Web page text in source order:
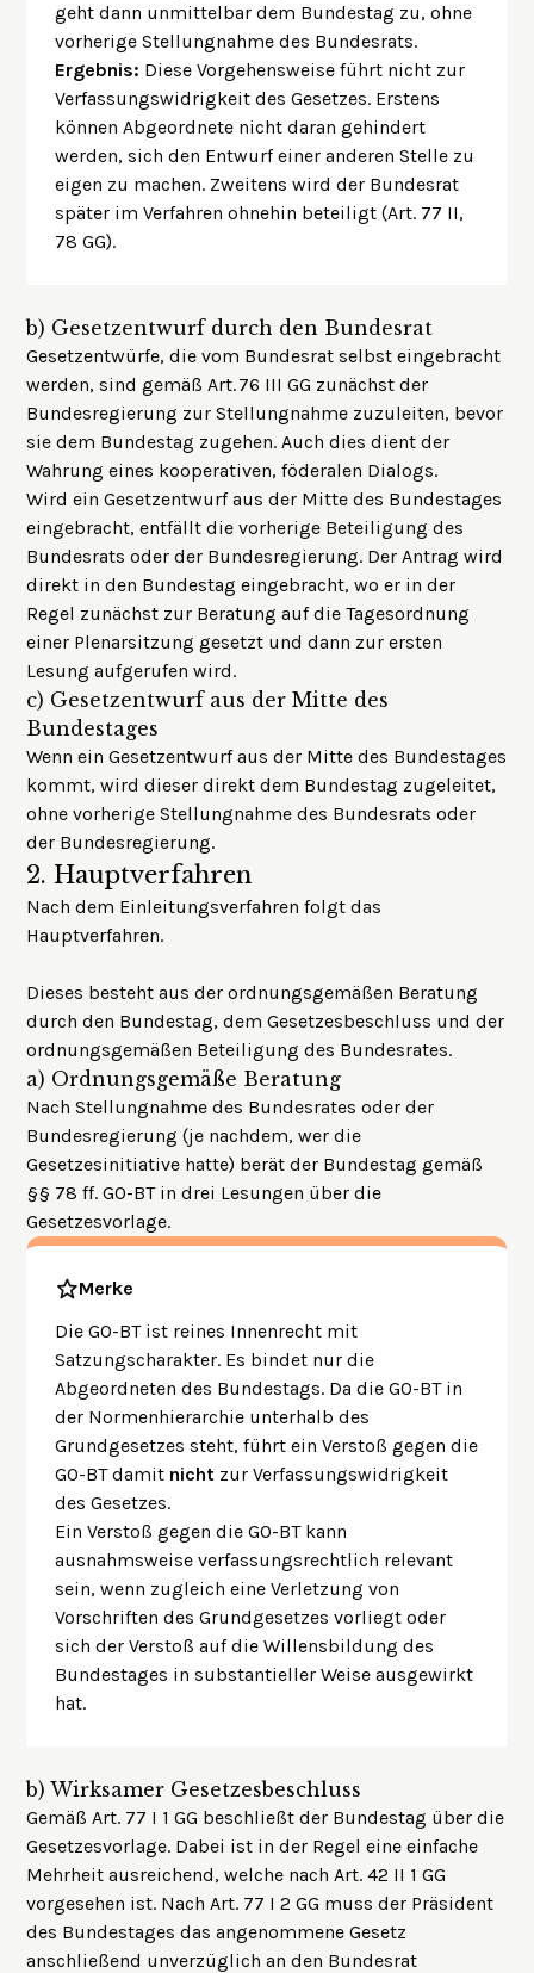
geht dann unmittelbar dem Bundestag zu, ohne
vorherige Stellungnahme des Bundesrats.
Ergebnis: Diese Vorgehensweise führt nicht zur
Verfassungswidrigkeit des Gesetzes. Erstens
können Abgeordnete nicht daran gehindert
werden, sich den Entwurf einer anderen Stelle zu
eigen zu machen. Zweitens wird der Bundesrat
später im Verfahren ohnehin beteiligt (Art. 77 II,
78 GG).
b) Gesetzentwurf durch den Bundesrat
Gesetzentwürfe, die vom Bundesrat selbst eingebracht
werden, sind gemäß Art. 76 III GG zunächst der
Bundesregierung zur Stellungnahme zuzuleiten, bevor
sie dem Bundestag zugehen. Auch dies dient der
Wahrung eines kooperativen, föderalen Dialogs.
Wird ein Gesetzentwurf aus der Mitte des Bundestages
eingebracht, entfällt die vorherige Beteiligung des
Bundesrats oder der Bundesregierung. Der Antrag wird
direkt in den Bundestag eingebracht, wo er in der
Regel zunächst zur Beratung auf die Tagesordnung
einer Plenarsitzung gesetzt und dann zur ersten
Lesung aufgerufen wird.
c) Gesetzentwurf aus der Mitte des
Bundestages
Wenn ein Gesetzentwurf aus der Mitte des Bundestages
kommt, wird dieser direkt dem Bundestag zugeleitet,
ohne vorherige Stellungnahme des Bundesrats oder
der Bundesregierung.
2. Hauptverfahren
Nach dem Einleitungsverfahren folgt das
Hauptverfahren.
Dieses besteht aus der ordnungsgemäßen Beratung
durch den Bundestag, dem Gesetzesbeschluss und der
ordnungsgemäßen Beteiligung des Bundesrates.
a) Ordnungsgemäße Beratung
Nach Stellungnahme des Bundesrates oder der
Bundesregierung (je nachdem, wer die
Gesetzesinitiative hatte) berät der Bundestag gemäß
§§ 78 ff. GO-BT in drei Lesungen über die
Gesetzesvorlage.
Merke
Die GO-BT ist reines Innenrecht mit
Satzungscharakter. Es bindet nur die
Abgeordneten des Bundestags. Da die GO-BT in
der Normenhierarchie unterhalb des
Grundgesetzes steht, führt ein Verstoß gegen die
GO-BT damit nicht zur Verfassungswidrigkeit
des Gesetzes.
Ein Verstoß gegen die GO-BT kann
ausnahmsweise verfassungsrechtlich relevant
sein, wenn zugleich eine Verletzung von
Vorschriften des Grundgesetzes vorliegt oder
sich der Verstoß auf die Willensbildung des
Bundestages in substantieller Weise ausgewirkt
hat.
b) Wirksamer Gesetzesbeschluss
Gemäß Art. 77 I 1 GG beschließt der Bundestag über die
Gesetzesvorlage. Dabei ist in der Regel eine einfache
Mehrheit ausreichend, welche nach Art. 42 II 1 GG
vorgesehen ist. Nach Art. 77 I 2 GG muss der Präsident
des Bundestages das angenommene Gesetz
anschließend unverzüglich an den Bundesrat